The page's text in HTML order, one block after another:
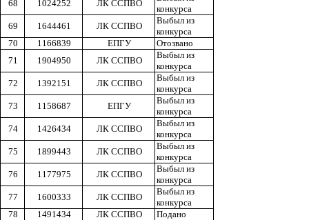
68
1024252 ЛК ССПВО
конкурса
69
1644461 ЛК ССПВО
Выбыл из
конкурса
70
1166839 ЕПГУ
Отозвано
71
1904950 ЛК ССПВО
Выбыл из
конкурса
72
1392151 ЛК ССПВО
Выбыл из
конкурса
73
1158687 ЕПГУ
Выбыл из
конкурса
74
1426434 ЛК ССПВО
Выбыл из
конкурса
75
1899443 ЛК ССПВО
Выбыл из
конкурса
76
1177975 ЛК ССПВО
Выбыл из
конкурса
77
1600333 ЛК ССПВО
Выбыл из
конкурса
78
1491434 ЛК ССПВО
Подано